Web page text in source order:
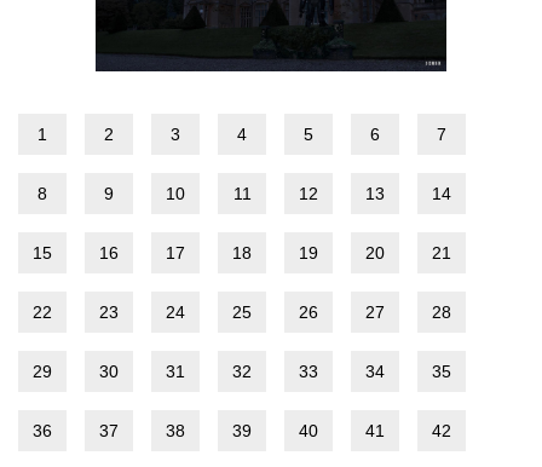
1 2 3 4 5 6 7
8 9 10 11 12 13 14
15 16 17 18 19 20 21
22 23 24 25 26 27 28
29 30 31 32 33 34 35
36 37 38 39 40 41 42